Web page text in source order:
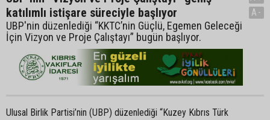
katılımlı istişare süreciyle başlıyor
UBP'nin düzenlediği “KKTC’nin Güçlü, Egemen Geleceği
İçin Vizyon ve Proje Çalıştayı” bugün başlıyor.
A-
Ulusal Birlik Partisi’nin (UBP) düzenlediği “Kuzey Kıbrıs Türk